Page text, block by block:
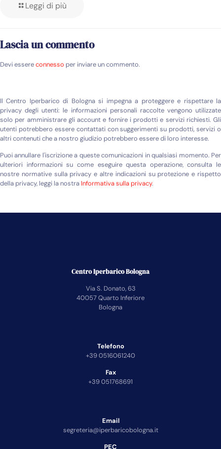
Leggi di più
Lascia un commento
Devi essereconnesso per inviare un commento.
Il Centro Iperbarico di Bologna si impegna a proteggere e rispettare la
privacy degli utenti: le informazioni personali raccolte vengono utilizzate
solo per amministrare gli account e fornire i prodotti e servizi richiesti. Gli
utenti potrebbero essere contattati con suggerimenti su prodotti, servizi o
altri contenuti che a nostro giudizio potrebbero essere di loro interesse.
Puoi annullare l'iscrizione a queste comunicazioni in qualsiasi momento. Per
ulteriori informazioni su come eseguire questa operazione, consulta le
nostre normative sulla privacy e altre indicazioni su protezione e rispetto
della privacy, leggi la nostra Informativa sulla privacy.
Centro Iperbarico Bologna
Via S. Donato, 63
40057 Quarto Inferiore
Bologna
Telefono
+39 0516061240
Fax
+39 051768691
Email
segreteria@iperbaricobologna.it
PEC